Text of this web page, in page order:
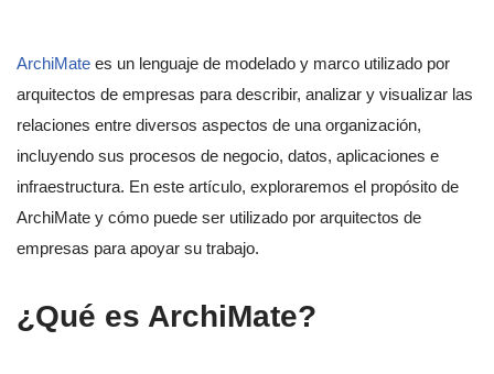
ArchiMate es un lenguaje de modelado y marco utilizado por
arquitectos de empresas para describir, analizar y visualizar las
relaciones entre diversos aspectos de una organización,
incluyendo sus procesos de negocio, datos, aplicaciones e
infraestructura. En este artículo, exploraremos el propósito de
ArchiMate y cómo puede ser utilizado por arquitectos de
empresas para apoyar su trabajo.
¿Qué es ArchiMate?